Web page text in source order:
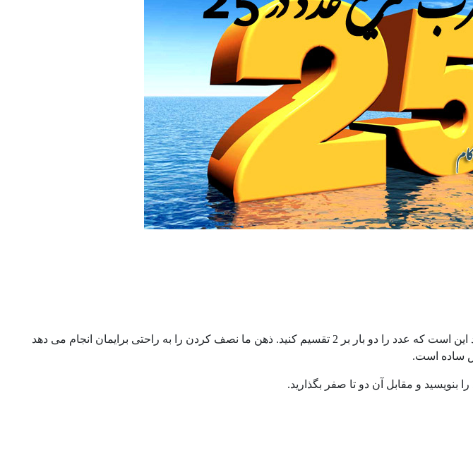
یک روشی که عدد را به سرعت تقسیم بر 4 کنید این است که عدد را دو بار بر 2 تقسیم کنید. ذهن ما نصف کردن را به راحتی برایمان انجام می دهد